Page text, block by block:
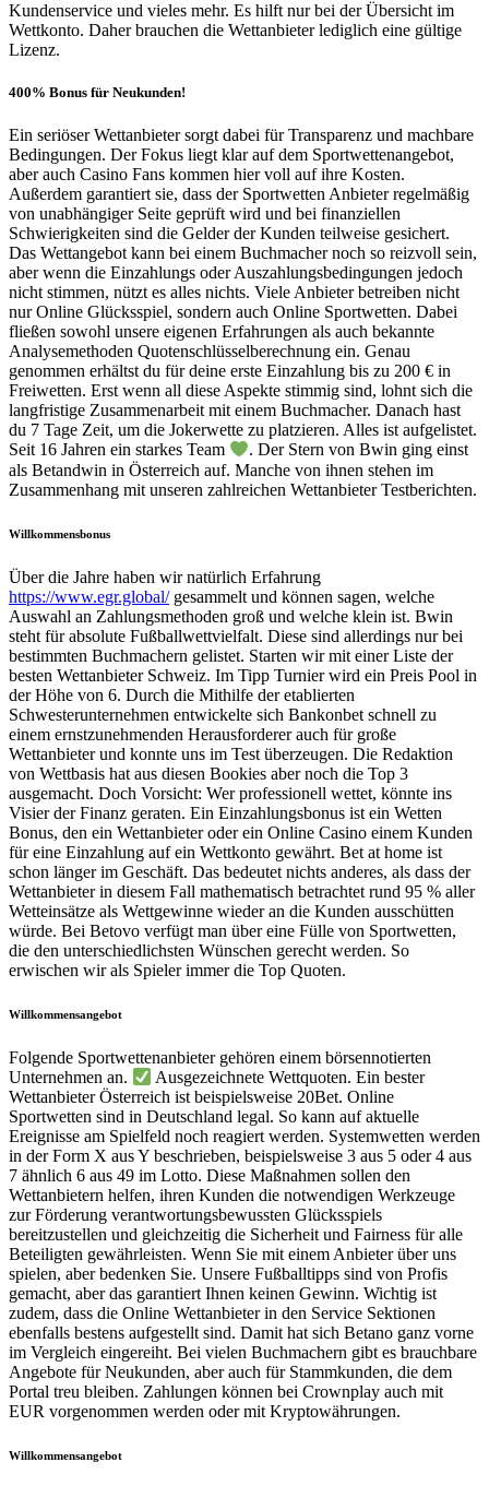
Kundenservice und vieles mehr. Es hilft nur bei der Übersicht im
Wettkonto. Daher brauchen die Wettanbieter lediglich eine gültige
Lizenz.
400% Bonus für Neukunden!
Ein seriöser Wettanbieter sorgt dabei für Transparenz und machbare
Bedingungen. Der Fokus liegt klar auf dem Sportwettenangebot,
aber auch Casino Fans kommen hier voll auf ihre Kosten.
Außerdem garantiert sie, dass der Sportwetten Anbieter regelmäßig
von unabhängiger Seite geprüft wird und bei finanziellen
Schwierigkeiten sind die Gelder der Kunden teilweise gesichert.
Das Wettangebot kann bei einem Buchmacher noch so reizvoll sein,
aber wenn die Einzahlungs oder Auszahlungsbedingungen jedoch
nicht stimmen, nützt es alles nichts. Viele Anbieter betreiben nicht
nur Online Glücksspiel, sondern auch Online Sportwetten. Dabei
fließen sowohl unsere eigenen Erfahrungen als auch bekannte
Analysemethoden Quotenschlüsselberechnung ein. Genau
genommen erhältst du für deine erste Einzahlung bis zu 200 € in
Freiwetten. Erst wenn all diese Aspekte stimmig sind, lohnt sich die
langfristige Zusammenarbeit mit einem Buchmacher. Danach hast
du 7 Tage Zeit, um die Jokerwette zu platzieren. Alles ist aufgelistet.
Seit 16 Jahren ein starkes Team
. Der Stern von Bwin ging einst
als Betandwin in Österreich auf. Manche von ihnen stehen im
Zusammenhang mit unseren zahlreichen Wettanbieter Testberichten.
Willkommensbonus
Über die Jahre haben wir natürlich Erfahrung
https://www.egr.global/gesammelt und können sagen, welche
Auswahl an Zahlungsmethoden groß und welche klein ist. Bwin
steht für absolute Fußballwettvielfalt. Diese sind allerdings nur bei
bestimmten Buchmachern gelistet. Starten wir mit einer Liste der
besten Wettanbieter Schweiz. Im Tipp Turnier wird ein Preis Pool in
der Höhe von 6. Durch die Mithilfe der etablierten
Schwesterunternehmen entwickelte sich Bankonbet schnell zu
einem ernstzunehmenden Herausforderer auch für große
Wettanbieter und konnte uns im Test überzeugen. Die Redaktion
von Wettbasis hat aus diesen Bookies aber noch die Top 3
ausgemacht. Doch Vorsicht: Wer professionell wettet, könnte ins
Visier der Finanz geraten. Ein Einzahlungsbonus ist ein Wetten
Bonus, den ein Wettanbieter oder ein Online Casino einem Kunden
für eine Einzahlung auf ein Wettkonto gewährt. Bet at home ist
schon länger im Geschäft. Das bedeutet nichts anderes, als dass der
Wettanbieter in diesem Fall mathematisch betrachtet rund 95 % aller
Wetteinsätze als Wettgewinne wieder an die Kunden ausschütten
würde. Bei Betovo verfügt man über eine Fülle von Sportwetten,
die den unterschiedlichsten Wünschen gerecht werden. So
erwischen wir als Spieler immer die Top Quoten.
Willkommensangebot
Folgende Sportwettenanbieter gehören einem börsennotierten
Unternehmen an.
Ausgezeichnete Wettquoten. Ein bester
Wettanbieter Österreich ist beispielsweise 20Bet. Online
Sportwetten sind in Deutschland legal. So kann auf aktuelle
Ereignisse am Spielfeld noch reagiert werden. Systemwetten werden
in der Form X aus Y beschrieben, beispielsweise 3 aus 5 oder 4 aus
7 ähnlich 6 aus 49 im Lotto. Diese Maßnahmen sollen den
Wettanbietern helfen, ihren Kunden die notwendigen Werkzeuge
zur Förderung verantwortungsbewussten Glücksspiels
bereitzustellen und gleichzeitig die Sicherheit und Fairness für alle
Beteiligten gewährleisten. Wenn Sie mit einem Anbieter über uns
spielen, aber bedenken Sie. Unsere Fußballtipps sind von Profis
gemacht, aber das garantiert Ihnen keinen Gewinn. Wichtig ist
zudem, dass die Online Wettanbieter in den Service Sektionen
ebenfalls bestens aufgestellt sind. Damit hat sich Betano ganz vorne
im Vergleich eingereiht. Bei vielen Buchmachern gibt es brauchbare
Angebote für Neukunden, aber auch für Stammkunden, die dem
Portal treu bleiben. Zahlungen können bei Crownplay auch mit
EUR vorgenommen werden oder mit Kryptowährungen.
Willkommensangebot